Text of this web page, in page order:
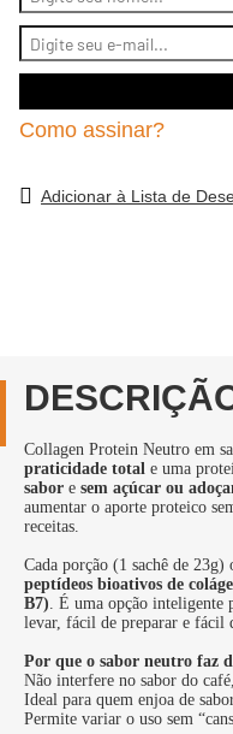
Como assinar?
Adicionar à Lista de
Collagen Protein Neutro em
praticidade total e uma
sabor e sem açúcar ou
aumentar o aporte proteico
receitas.
Cada porção (1 sachê de 23g)
peptídeos bioativos de
B7). É uma opção inteligente
levar, fácil de preparar e fácil
Por que o sabor neutro faz
Não interfere no sabor do
Ideal para quem enjoa de
Permite variar o uso sem